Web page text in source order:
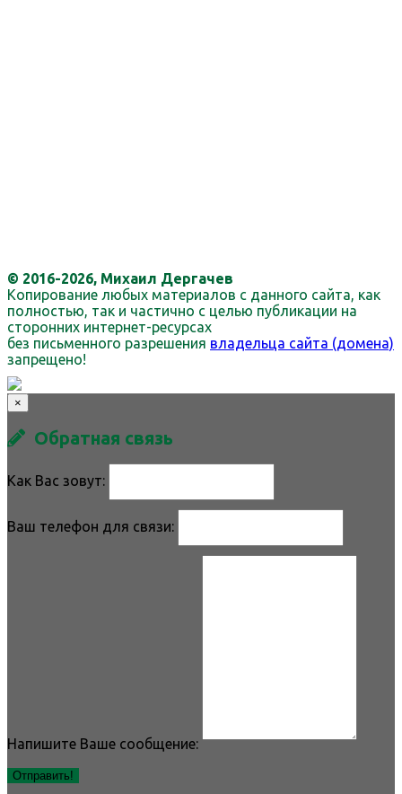
© 2016-2026, Михаил Дергачев
Копирование любых материалов с данного сайта, как
полностью, так и частично с целью публикации на
сторонних интернет-ресурсах
без письменного разрешения владельца сайта (домена)
запрещено!
×
Обратная связь
Как Вас зовут:
Ваш телефон для связи:
Напишите Ваше сообщение:
Отправить!